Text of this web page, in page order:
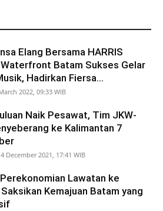
Elang Bersama HARRIS
Batam Sukses Gelar
Hadirkan Fiersa...
2022, 09:33 WIB
Naik Pesawat, Tim JKW-
ke Kalimantan 7
4 December 2021, 17:41 WIB
Lawatan ke
Kemajuan Batam yang